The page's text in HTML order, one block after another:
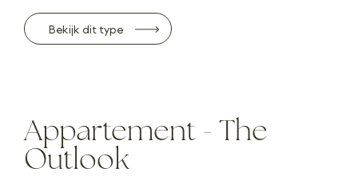
Bekijk dit type
Appartement - The
Outlook